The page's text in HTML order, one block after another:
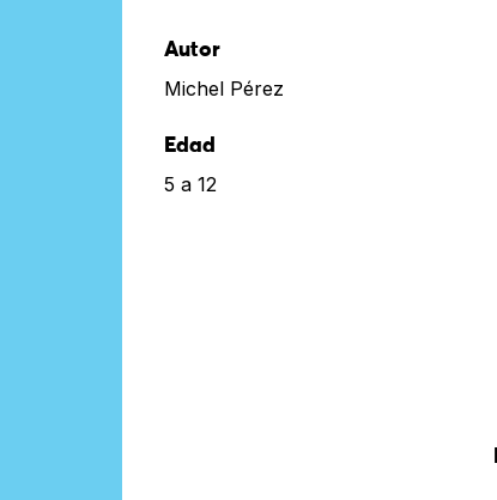
Autor
Michel Pérez
Edad
5 a 12